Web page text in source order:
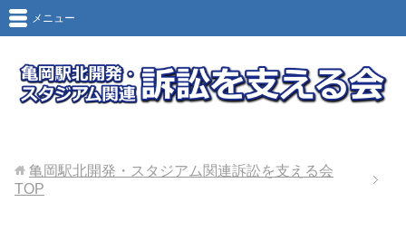
メニュー
亀岡駅北開発・スタジアム関連訴訟を支える会
TOP